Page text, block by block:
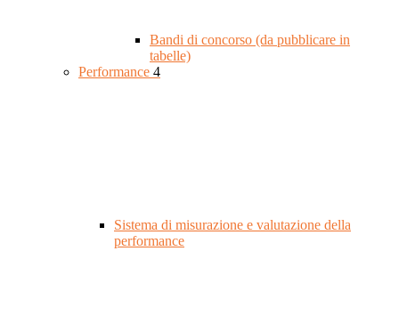
Bandi di concorso (da pubblicare in
tabelle)
Performance 4
Sistema di misurazione e valutazione della
performance